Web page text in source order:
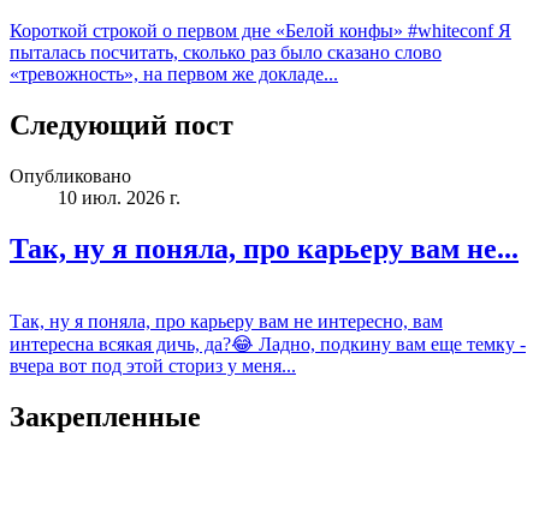
Короткой строкой о первом дне «Белой конфы» #whiteconf Я
пыталась посчитать, сколько раз было сказано слово
«тревожность», на первом же докладе...
Следующий пост
Опубликовано
10 июл. 2026 г.
Так, ну я поняла, про карьеру вам не...
Так, ну я поняла, про карьеру вам не интересно, вам
интересна всякая дичь, да?😂 Ладно, подкину вам еще темку -
вчера вот под этой сториз у меня...
Закрепленные